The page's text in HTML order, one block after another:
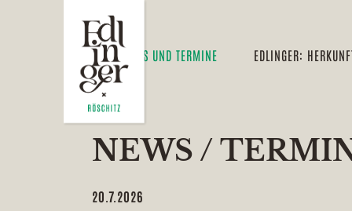
NEWS UND TERMINE EDLINGER:
NEWS /
20.7.2026